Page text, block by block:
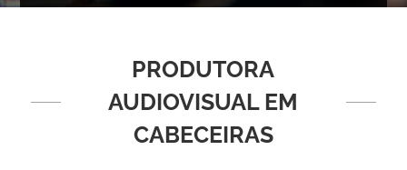
PRODUTORA
AUDIOVISUAL EM
CABECEIRAS